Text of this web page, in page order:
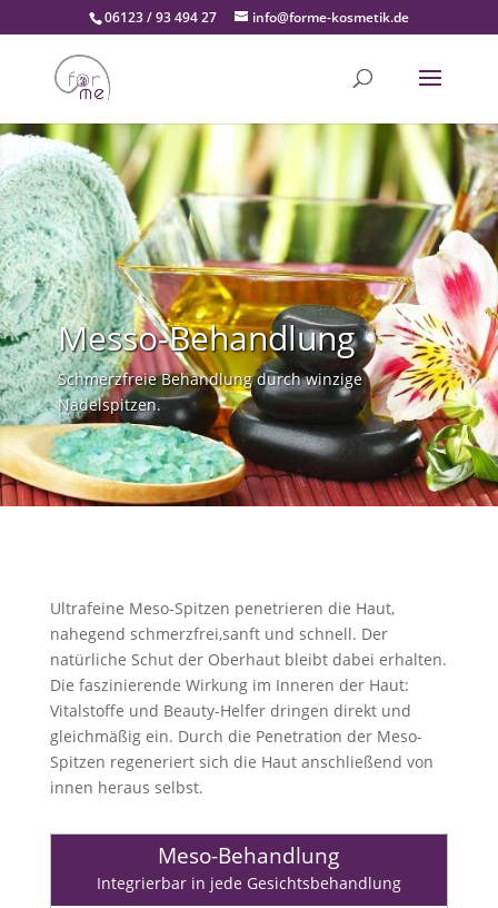
06123 / 93 494 27 info@forme-kosmetik.de
Messo-Behandlung
Schmerzfreie Behandlung durch winzige
Nadelspitzen.
Ultrafeine Meso-Spitzen penetrieren die Haut,
nahegend schmerzfrei,sanft und schnell. Der
natürliche Schut der Oberhaut bleibt dabei erhalten.
Die faszinierende Wirkung im Inneren der Haut:
Vitalstoffe und Beauty-Helfer dringen direkt und
gleichmäßig ein. Durch die Penetration der Meso-
Spitzen regeneriert sich die Haut anschließend von
innen heraus selbst.
Meso-Behandlung
Integrierbar in jede Gesichtsbehandlung